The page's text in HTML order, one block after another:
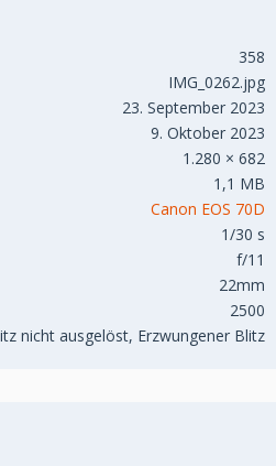
358
IMG_0262.jpg
23. September 2023
9. Oktober 2023
1.280 × 682
1,1 MB
Canon EOS 70D
1/30 s
f/11
22mm
2500
nicht ausgelöst, Erzwungener Blitz